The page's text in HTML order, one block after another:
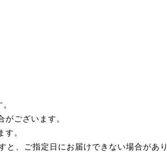
ございます。
。
と、ご指定日にお届けできない場合があ